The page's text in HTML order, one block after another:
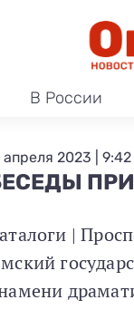
В России
ПРИ
апреля 2023 | 9:42
|